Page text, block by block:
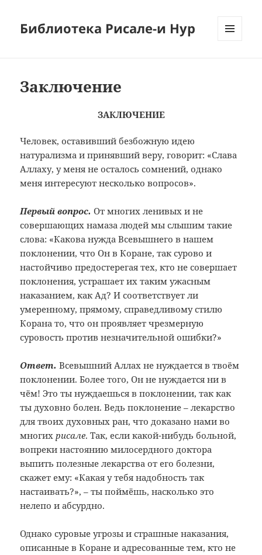
Библиотека Рисале-и Нур
Заключение
ЗАКЛЮЧЕНИЕ
Человек, оставивший безбожную идею
натурализма и принявший веру, говорит: «Слава
Аллаху, у меня не осталось сомнений, однако
меня интересуют несколько вопросов».
Первый вопрос. От многих ленивых и не
совершающих намаза людей мы слышим такие
слова: «Какова нужда Всевышнего в нашем
поклонении, что Он в Коране, так сурово и
настойчиво предостерегая тех, кто не совершает
поклонения, устрашает их таким ужасным
наказанием, как Ад? И соответствует ли
умеренному, прямому, справедливому стилю
Корана то, что он проявляет чрезмерную
суровость против незначительной ошибки?»
Ответ.Всевышний Аллах не нуждается в твоём
поклонении. Более того, Он не нуждается ни в
чём! Это ты нуждаешься в поклонении, так как
ты духовно болен. Ведь поклонение – лекарство
для твоих духовных ран, что доказано нами во
многихрисале. Так, если какой-нибудь больной,
вопреки настоянию милосердного доктора
выпить полезные лекарства от его болезни,
скажет ему: «Какая у тебя надобность так
настаивать?», – ты поймёшь, насколько это
нелепо и абсурдно.
Однако суровые угрозы и страшные наказания,
описанные в Коране и адресованные тем, кто не